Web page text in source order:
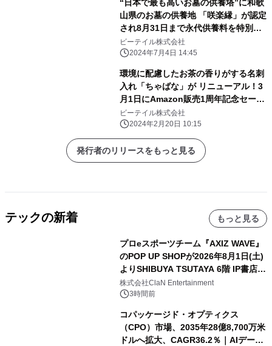
“日本で最も高いお墓の供養塔”に和歌
山県のお墓の供養地 「咲楽縁」が認定
され8月31日まで永代供養料を特別価
格で提供
ビーテイル株式会社
2024年7月4日 14:45
環境に配慮したお茶の香りがする名刺
入れ「ちゃばな」が リニューアル！3
月1日にAmazon販売1周年記念セール
を実施
ビーテイル株式会社
2024年2月20日 10:15
発行者のリリースをもっと見る
テックの新着 もっと見る
プロeスポーツチーム『AXIZ WAVE』
のPOP UP SHOPが2026年8月1日(土)
よりSHIBUYA TSUTAYA 6階 IP書店で
開催決定！！
株式会社ClaN Entertainment
3時間前
コパッケージド・オプティクス
（CPO）市場、2035年28億8,700万米
ドルへ拡大、CAGR36.2％｜AIデータ